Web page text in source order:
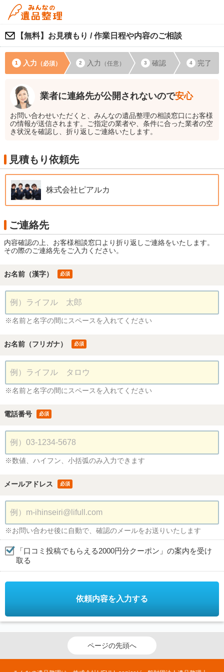
【無料】お見積もり / 作業日程や内容のご相談
入力 （必須） 入力 （任意） 確認 完了
業者に連絡先が公開されないので安心
お問い合わせいただくと、みんなの遺品整理の相談窓口にお客様
の情報が送信されます。ご指定の業者や、条件に合った業者の空
き状況を確認し、折り返しご連絡いたします。
見積もり依頼先
株式会社ピアルカ
ご連絡先
内容確認の上、お客様相談窓口より折り返しご連絡をいたします。
その際のご連絡先をご入力ください。
お名前（漢字） 必須
※名前と名字の間にスペースを入れてください
お名前（フリガナ） 必須
※名前と名字の間にスペースを入れてください
電話番号 必須
※数値、ハイフン、小括弧のみ入力できます
メールアドレス 必須
※お問い合わせ後に自動で、確認のメールをお送りいたします
「口コミ投稿でもらえる2000円分クーポン」の案内を受け
取る
依頼内容を入力する
ページの先頭へ